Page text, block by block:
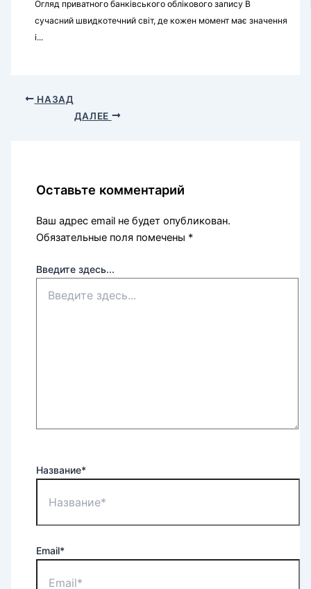
Огляд приватного банківського облікового запису В
сучасний швидкотечний світ, де кожен момент має значення
і...
НАЗАД
ДАЛЕЕ
Оставьте комментарий
Ваш адрес email не будет опубликован.
Обязательные поля помечены *
Введите здесь...
Название*
Email*